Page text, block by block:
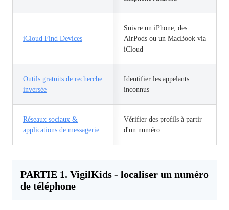
iCloud Find Devices
Suivre un iPhone, des
AirPods ou un MacBook via
iCloud
Outils gratuits de recherche
inversée
Identifier les appelants
inconnus
Réseaux sociaux &
applications de messagerie
Vérifier des profils à partir
d'un numéro
PARTIE 1. VigilKids - localiser un numéro
de téléphone